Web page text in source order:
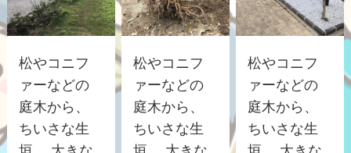
松やコニフ
ァーなどの
庭木から、
ちいさな生
松やコニフ
ァーなどの
庭木から、
ちいさな生
松やコニフ
ァーなどの
庭木から、
ちいさな生